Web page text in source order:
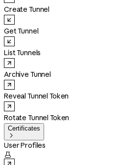
Create Tunnel
Get Tunnel
List Tunnels
Archive Tunnel
Reveal Tunnel Token
Rotate Tunnel Token
Certificates

User Profiles
